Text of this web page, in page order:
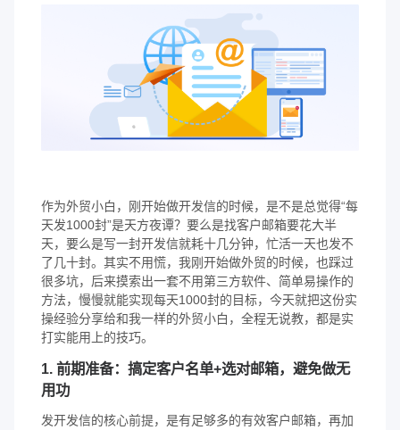
作为外贸小白，刚开始做开发信的时候，是不是总觉得“每
天发1000封”是天方夜谭？要么是找客户邮箱要花大半
天，要么是写一封开发信就耗十几分钟，忙活一天也发不
了几十封。其实不用慌，我刚开始做外贸的时候，也踩过
很多坑，后来摸索出一套不用第三方软件、简单易操作的
方法，慢慢就能实现每天1000封的目标，今天就把这份实
操经验分享给和我一样的外贸小白，全程无说教，都是实
打实能用上的技巧。
1. 前期准备：搞定客户名单+选对邮箱，避免做无
用功
发开发信的核心前提，是有足够多的有效客户邮箱，再加